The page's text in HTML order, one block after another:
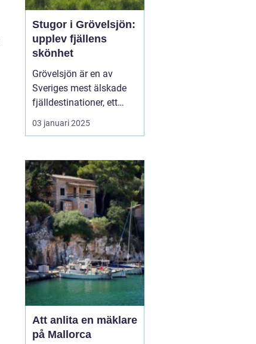
Stugor i Grövelsjön:
upplev fjällens
skönhet
Grövelsjön är en av
Sveriges mest älskade
fjälldestinationer, ett
område som lockar
besökare året runt tack
skönhet och sitt breda
utbud av
friluftsaktiviteter. Med
sin rogivande och s...
03 januari 2025
Att anlita en mäklare
på Mallorca